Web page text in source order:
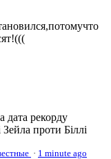
дата рекорду
Зейла проти Біллі
· 1 minute ago